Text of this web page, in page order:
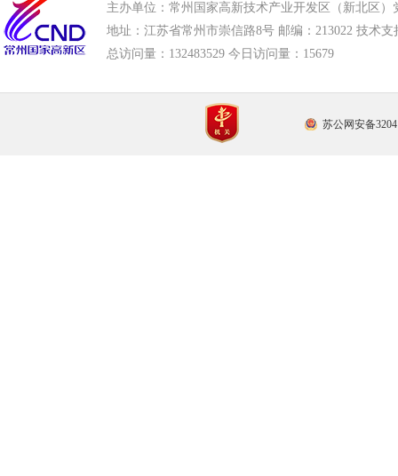
主办单位：常州国家高新技术产业开发区（新北区）
地址：江苏省常州市崇信路8号 邮编：213022 技术支
总访问量： 132483529 今日访问量： 15679
苏公网安备